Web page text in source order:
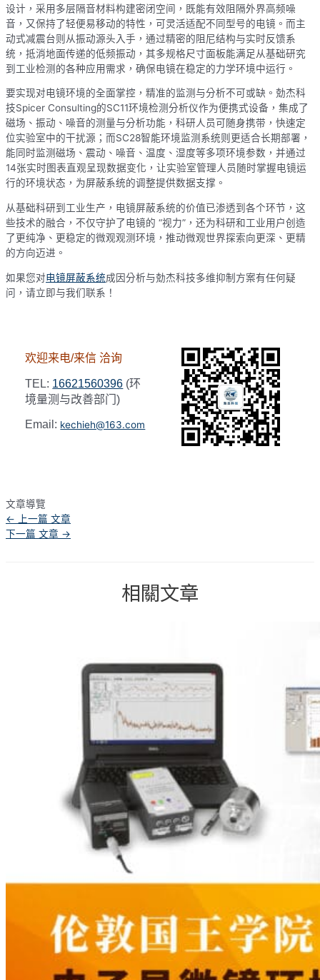
设计，采用多层隔音材料构建密闭空间，既能有效阻隔外界高频噪
音，又保持了轻便易移动的特性，可灵活适配不同型号的电镜。而主
动式减震台则从振动源头入手，通过精密的阻尼结构与实时反馈系
统，抵消地面传递的低频振动，其多规格尺寸面板能满足从基础研究
到工业检测的各种应用需求，确保电镜在稳定的力学环境中运行。
要实现对电镜环境的全面掌控，精准的监测与分析不可或缺。勀杰科
技Spicer Consulting的SC11环境检测分析仪作为便携式设备，集成了
磁场、振动、噪音的测量与分析功能，科研人员可随身携带，快速定
位实验室中的干扰源；而SC28智能环境监测系统则更适合长期部署，
能同时监测磁场、震动、噪音、温度、湿度等多项环境参数，并通过
14张实时图表直观呈现数据变化，让实验室管理人员随时掌握电镜运
行的环境状态，为屏蔽系统的调整提供数据支撑。
从基础科研到工业生产，电镜屏蔽系统的价值已渗透到各个环节，这
些技术的融合，不仅守护了电镜的 “视力”，还为科研和工业用户创造
了更纯净、更稳定的微观观测环境，推动微观世界探索向更深、更精
的方向迈进。
如果您对电镜屏蔽系统成因分析与勀杰科技多维抑制方案有任何疑
问，请立即与我们联系！
欢迎来电/来信 洽询
TEL: 16621560396 (环
境量测与改善部门)
Email: kechieh@163.com
文章導覽
← 上一篇 文章
下一篇 文章 →
相關文章